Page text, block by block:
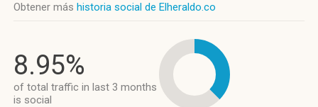
Obtener más historia social de Elheraldo.co
8.95%
of total traffic in last 3 months
is social